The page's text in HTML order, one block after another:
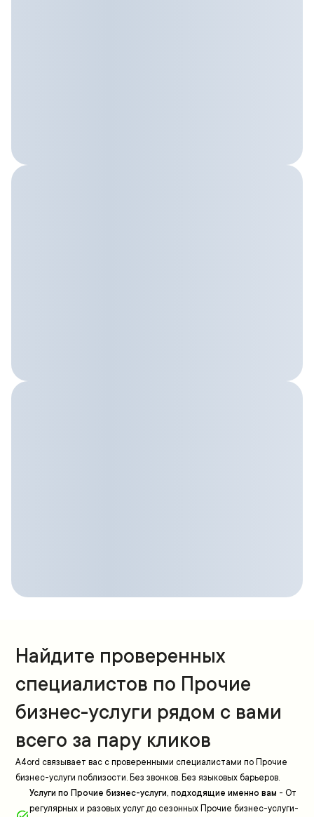
Найдите проверенных
специалистов по Прочие
бизнес-услуги рядом с вами
всего за пару кликов
A4ord связывает вас с проверенными специалистами по Прочие
бизнес-услуги поблизости. Без звонков. Без языковых барьеров.
Услуги по Прочие бизнес-услуги, подходящие именно вам - От
регулярных и разовых услуг до сезонных Прочие бизнес-услуги-